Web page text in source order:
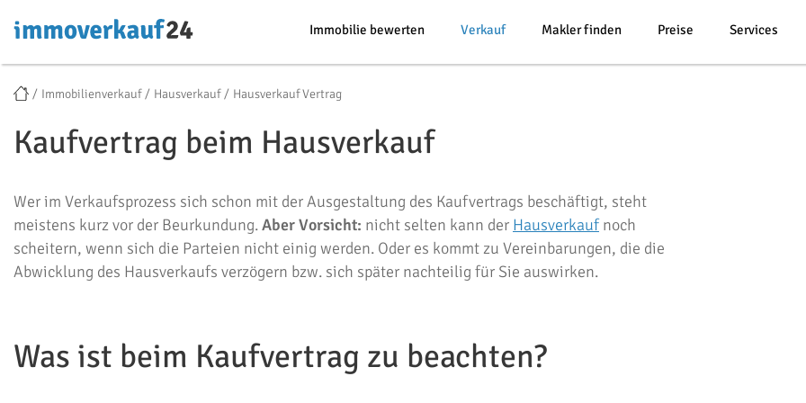
Immobilie bewerten Verkauf Makler finden Preise Services
Immobilienverkauf Hausverkauf Hausverkauf Vertrag
Kaufvertrag beim Hausverkauf
Wer im Verkaufsprozess sich schon mit der Ausgestaltung des Kaufvertrags beschäftigt, steht
meistens kurz vor der Beurkundung.Aber Vorsicht: nicht selten kann der Hausverkaufnoch
scheitern, wenn sich die Parteien nicht einig werden. Oder es kommt zu Vereinbarungen, die die
Abwicklung des Hausverkaufs verzögern bzw. sich später nachteilig für Sie auswirken.
Was ist beim Kaufvertrag zu beachten?